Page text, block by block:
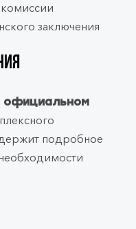
заключения
официальном
подробное